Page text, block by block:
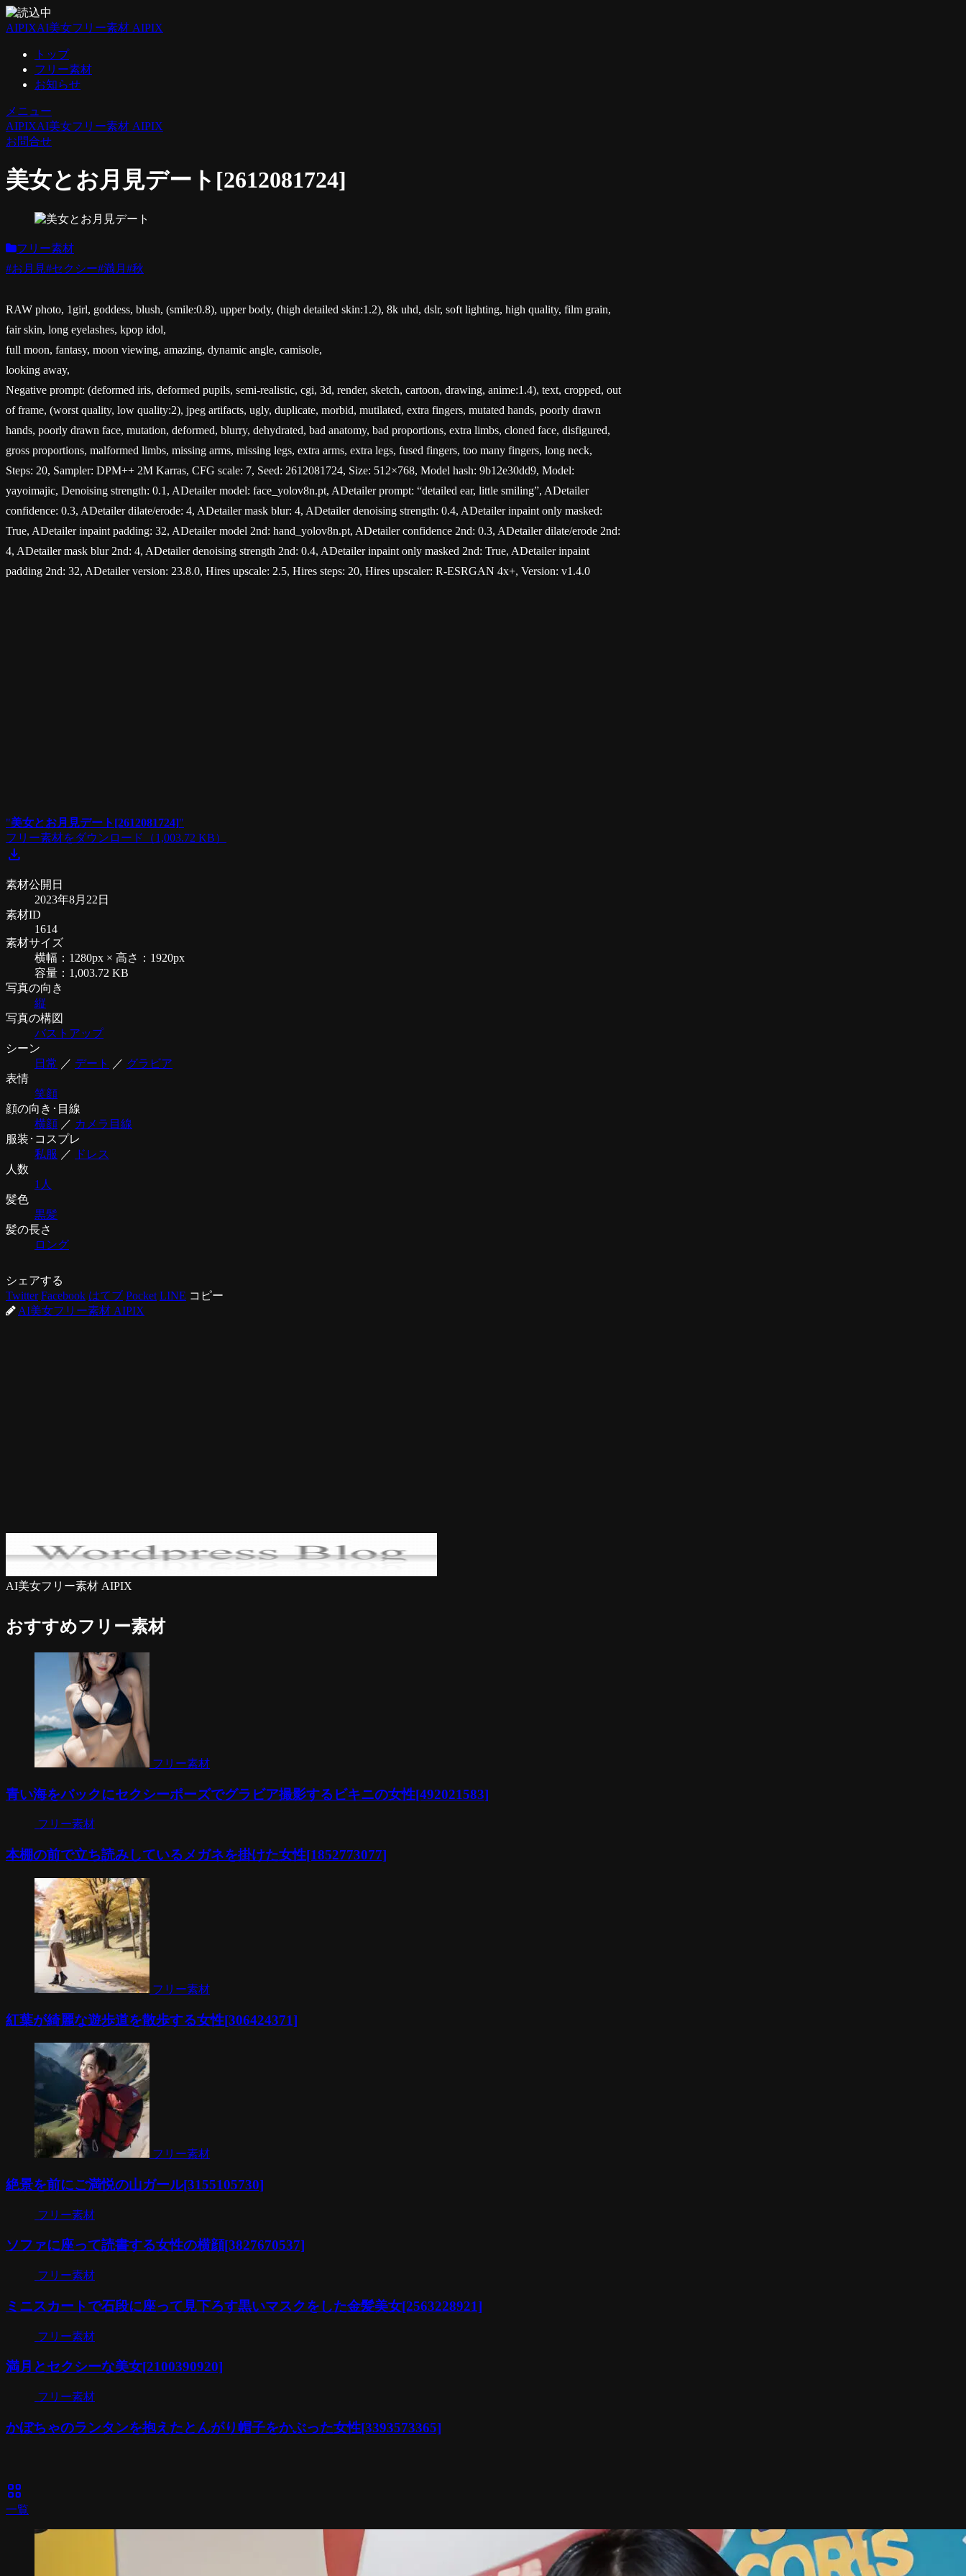
AIPIXAI美女フリー素材 AIPIX
トップ
フリー素材
お知らせ
メニュー
AIPIXAI美女フリー素材 AIPIX
お問合せ
美女とお月見デート[2612081724]
フリー素材
#お月見#セクシー#満月 #秋
RAW photo, 1girl, goddess, blush, (smile:0.8), upper body, (high detailed skin:1.2), 8k uhd, dslr, soft lighting, high quality, film grain,
fair skin, long eyelashes, kpop idol,
full moon, fantasy, moon viewing, amazing, dynamic angle, camisole,
looking away,
Negative prompt: (deformed iris, deformed pupils, semi-realistic, cgi, 3d, render, sketch, cartoon, drawing, anime:1.4), text, cropped, out
of frame, (worst quality, low quality:2), jpeg artifacts, ugly, duplicate, morbid, mutilated, extra fingers, mutated hands, poorly drawn
hands, poorly drawn face, mutation, deformed, blurry, dehydrated, bad anatomy, bad proportions, extra limbs, cloned face, disfigured,
gross proportions, malformed limbs, missing arms, missing legs, extra arms, extra legs, fused fingers, too many fingers, long neck,
Steps: 20, Sampler: DPM++ 2M Karras, CFG scale: 7, Seed: 2612081724, Size: 512×768, Model hash: 9b12e30dd9, Model:
yayoimajic, Denoising strength: 0.1, ADetailer model: face_yolov8n.pt, ADetailer prompt: “detailed ear, little smiling”, ADetailer
confidence: 0.3, ADetailer dilate/erode: 4, ADetailer mask blur: 4, ADetailer denoising strength: 0.4, ADetailer inpaint only masked:
True, ADetailer inpaint padding: 32, ADetailer model 2nd: hand_yolov8n.pt, ADetailer confidence 2nd: 0.3, ADetailer dilate/erode 2nd:
4, ADetailer mask blur 2nd: 4, ADetailer denoising strength 2nd: 0.4, ADetailer inpaint only masked 2nd: True, ADetailer inpaint
padding 2nd: 32, ADetailer version: 23.8.0, Hires upscale: 2.5, Hires steps: 20, Hires upscaler: R-ESRGAN 4x+, Version: v1.4.0
"美女とお月見デート[2612081724]"
フリー素材をダウンロード
（1,003.72 KB）
download
素材公開日
2023年8月22日
素材ID
1614
素材サイズ
横幅：1280px × 高さ：1920px
容量：1,003.72 KB
写真の向き
縦
写真の構図
バストアップ
シーン
日常 ／ デート ／ グラビア
表情
笑顔
顔の向き･目線
横顔 ／ カメラ目線
服装･コスプレ
私服 ／
ドレス
人数
1人
髪色
黒髪
髪の長さ
ロング
シェアする
Twitter Facebook はてブ Pocket LINE コピー
AI美女フリー素材 AIPIX
AI美女フリー素材 AIPIX
おすすめフリー素材
フリー素材
青い海をバックにセクシーポーズでグラビア撮影するビキニの女性[492021583]
フリー素材
本棚の前で立ち読みしているメガネを掛けた女性[1852773077]
フリー素材
紅葉が綺麗な遊歩道を散歩する女性[306424371]
フリー素材
絶景を前にご満悦の山ガール[3155105730]
フリー素材
ソファに座って読書する女性の横顔[3827670537]
フリー素材
ミニスカートで石段に座って見下ろす黒いマスクをした金髪美女[2563228921]
フリー素材
満月とセクシーな美女[2100390920]
フリー素材
かぼちゃのランタンを抱えたとんがり帽子をかぶった女性[3393573365]
view_cozy
一覧